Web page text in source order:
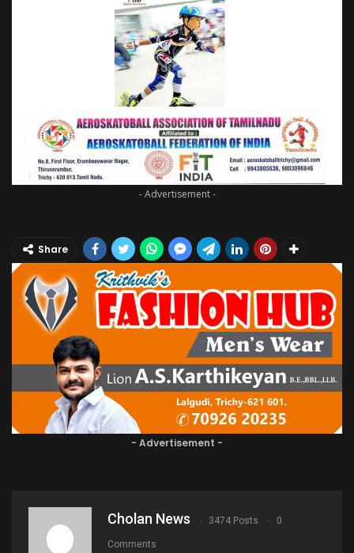
- Advertisement -
Share
- Advertisement -
Cholan News 3474 Posts 0
Comments